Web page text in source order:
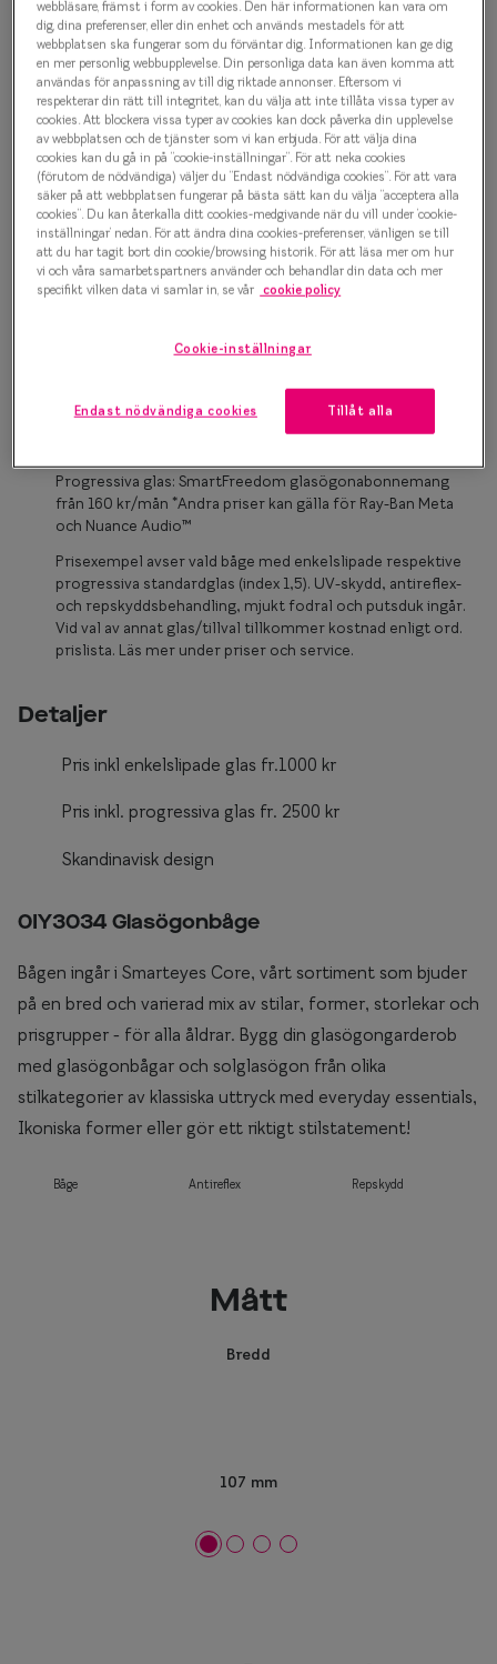
Olika
Taberg
Trender
500 kr
Grön
Bågstorlek
XS
Upp till 119 mm
Osäker på vilken storlek du har? Se vår Storleksguide
Boka synundersökning
Enkelslipade glas: SmartFreedom glasögonabonnemang
från 95 kr/mån *Andra priser kan gälla för Ray-Ban Meta och
Progressiva glas: SmartFreedom glasögonabonnemang
från 160 kr/mån *Andra priser kan gälla för Ray-Ban Meta
och Nuance Audio™
Prisexempel avser vald båge med enkelslipade respektive
progressiva standardglas (index 1,5). UV-skydd, antireflex-
och repskyddsbehandling, mjukt fodral och putsduk ingår.
Vid val av annat glas/tillval tillkommer kostnad enligt ord.
prislista. Läs mer under priser och service.
Detaljer
Pris inkl enkelslipade glas fr.1000 kr
Pris inkl. progressiva glas fr. 2500 kr
Skandinavisk design
0IY3034 Glasögonbåge
Bågen ingår i Smarteyes Core, vårt sortiment som bjuder
på en bred och varierad mix av stilar, former, storlekar och
prisgrupper - för alla åldrar. Bygg din glasögongarderob
med glasögonbågar och solglasögon från olika
stilkategorier av klassiska uttryck med everyday essentials,
Ikoniska former eller gör ett riktigt stilstatement!
Båge Antireflex Repskydd
Mått
Bredd
107 mm
webbläsare, främst i form av cookies. Den här informationen kan vara om
dig, dina preferenser, eller din enhet och används mestadels för att
webbplatsen ska fungerar som du förväntar dig. Informationen kan ge dig
en mer personlig webbupplevelse. Din personliga data kan även komma att
användas för anpassning av till dig riktade annonser. Eftersom vi
respekterar din rätt till integritet, kan du välja att inte tillåta vissa typer av
cookies. Att blockera vissa typer av cookies kan dock påverka din upplevelse
av webbplatsen och de tjänster som vi kan erbjuda. För att välja dina
cookies kan du gå in på ”cookie-inställningar”. För att neka cookies
(förutom de nödvändiga) väljer du ”Endast nödvändiga cookies”. För att vara
säker på att webbplatsen fungerar på bästa sätt kan du välja ”acceptera alla
cookies”. Du kan återkalla ditt cookies-medgivande när du vill under ’cookie-
inställningar’ nedan. För att ändra dina cookies-preferenser, vänligen se till
att du har tagit bort din cookie/browsing historik. För att läsa mer om hur
vi och våra samarbetspartners använder och behandlar din data och mer
specifikt vilken data vi samlar in, se vår cookie policy
Cookie-inställningar
Endast nödvändiga cookies Tillåt alla